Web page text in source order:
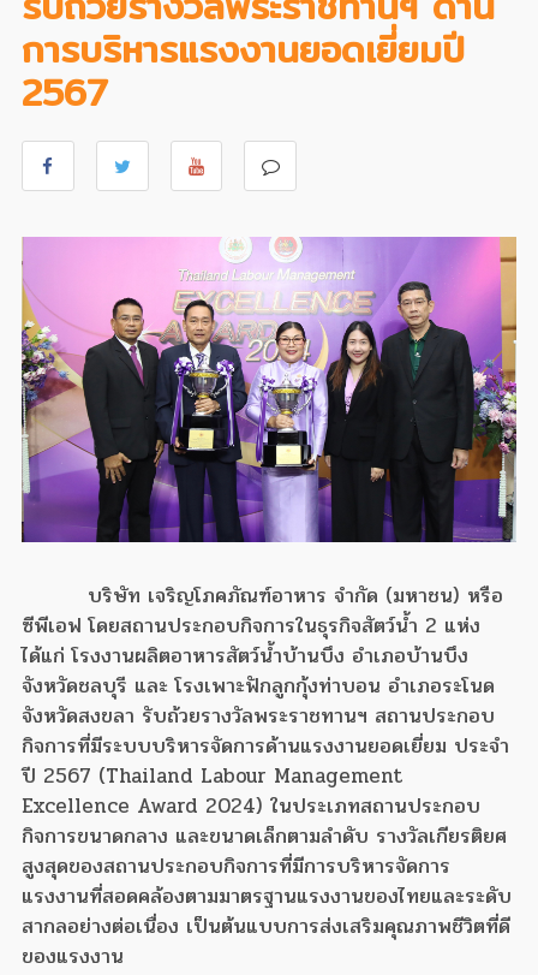
การบริหารแรงงานยอดเยี่ยมปี
2567
บริษัท เจริญโภคภัณฑ์อาหาร จำกัด (มหาชน)​ หรือ
ซีพีเอฟ โดยสถานประกอบกิจการในธุรกิจสัตว์น้ำ 2 แห่ง
ได้แก่ โรงงานผลิตอาหารสัตว์น้ำบ้านบึง อำเภอบ้านบึง
จังหวัดชลบุรี และ โรงเพาะฟักลูกกุ้งท่าบอน อำเภอระโนด
จังหวัดสงขลา รับถ้วยรางวัลพระราชทานฯ สถานประกอบ
กิจการที่มีระบบบริหารจัดการด้านแรงงานยอดเยี่ยม ประจำ
ปี 2567 (Thailand Labour Management
Excellence Award 2024) ในประเภทสถานประกอบ
กิจการขนาดกลาง และขนาดเล็กตามลำดับ รางวัลเกียรติยศ
สูงสุดของสถานประกอบกิจการที่มีการบริหารจัดการ
แรงงานที่สอดคล้องตามมาตรฐานแรงงานของไทยและระดับ
สากลอย่างต่อเนื่อง เป็นต้นแบบการส่งเสริมคุณภาพชีวิตที่ดี
ของแรงงาน